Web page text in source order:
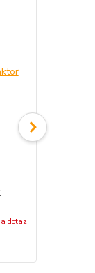
dotaz